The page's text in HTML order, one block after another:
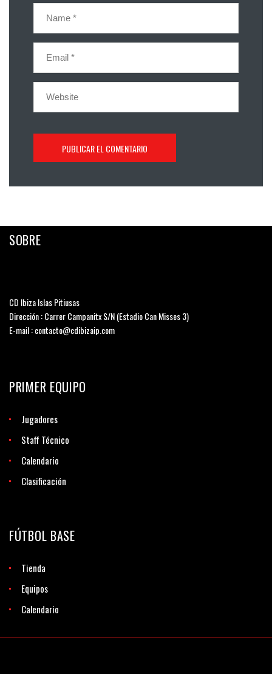
SOBRE
CD Ibiza Islas Pitiusas
Dirección : Carrer Campanitx S/N (Estadio Can Misses 3)
E-mail : contacto@cdibizaip.com
PRIMER EQUIPO
Jugadores
Staff Técnico
Calendario
Clasificación
FÚTBOL BASE
Tienda
Equipos
Calendario